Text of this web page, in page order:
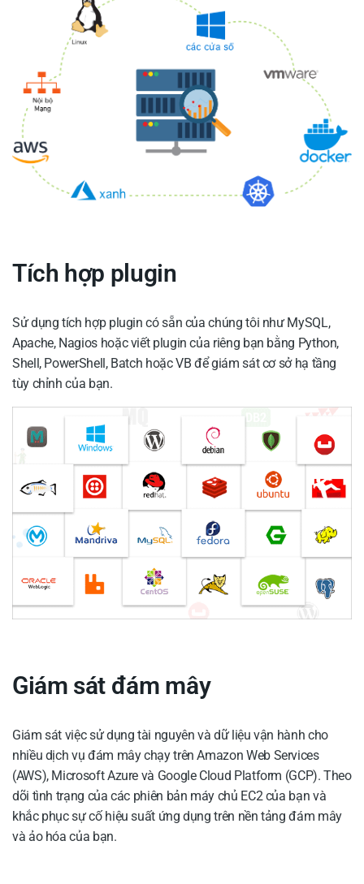
Tích hợp plugin
Sử dụng tích hợp plugin có sẵn của chúng tôi như MySQL,
Apache, Nagios hoặc viết plugin của riêng bạn bằng Python,
Shell, PowerShell, Batch hoặc VB để giám sát cơ sở hạ tầng
tùy chỉnh của bạn.
Giám sát đám mây
Giám sát việc sử dụng tài nguyên và dữ liệu vận hành cho
nhiều dịch vụ đám mây chạy trên Amazon Web Services
(AWS), Microsoft Azure và Google Cloud Platform (GCP). Theo
dõi tình trạng của các phiên bản máy chủ EC2 của bạn và
khắc phục sự cố hiệu suất ứng dụng trên nền tảng đám mây
và ảo hóa của bạn.